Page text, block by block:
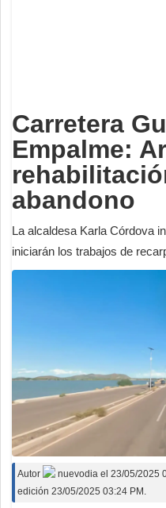
Carretera
Empalme:
abandono
La alcaldesa Karla Córdova
iniciarán los trabajos de
Autor nuevodia el 23/05/2025
edición 23/05/2025 03:24 PM.